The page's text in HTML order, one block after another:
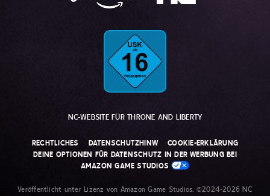
NC-WEBSITE FÜR THRONE AND LIBERTY
RECHTLICHES DATENSCHUTZHINW
COOKIE-ERKLÄRUNG
DEINE OPTIONEN FÜR DATENSCHUTZ IN DER WERBUNG BEI
AMAZON GAME STUDIOS
Veröffentlicht unter Lizenz von Amazon Game Studios. ©2024-2026 NC